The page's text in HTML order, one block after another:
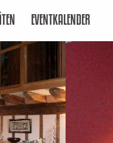
EVENTKALENDER